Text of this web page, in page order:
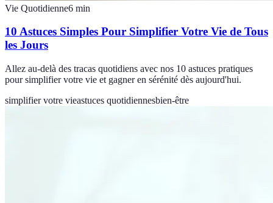
Vie Quotidienne6 min
10 Astuces Simples Pour Simplifier Votre Vie de Tous
les Jours
Allez au-delà des tracas quotidiens avec nos 10 astuces pratiques
pour simplifier votre vie et gagner en sérénité dès aujourd'hui.
simplifier votre vieastuces quotidiennesbien-être